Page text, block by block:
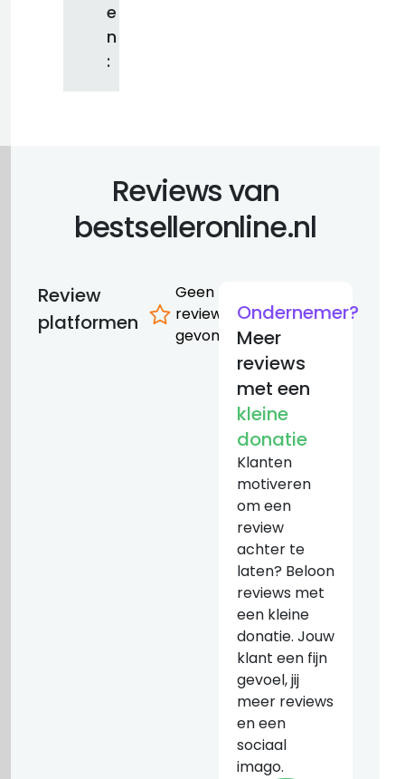
e
n
:
Reviews van
bestselleronline.nl
Review
platformen
Geen
reviews
gevonden
Ondernemer?
Meer
reviews
met een
kleine
donatie
Klanten
motiveren
om een
review
achter te
laten? Beloon
reviews met
een kleine
donatie. Jouw
klant een fijn
gevoel, jij
meer reviews
en een
sociaal
imago.